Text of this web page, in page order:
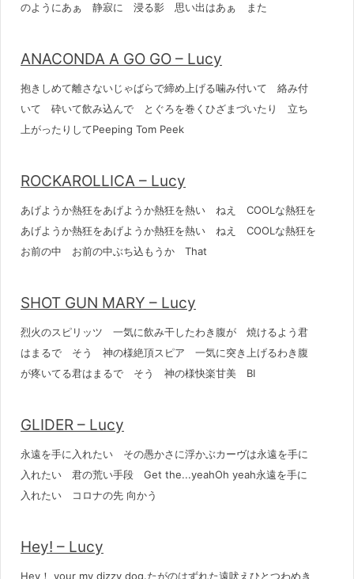
のようにあぁ 静寂に 浸る影 思い出はあぁ また
ANACONDA A GO GO – Lucy
抱きしめて離さないじゃばらで締め上げる噛み付いて 絡み付
いて 砕いて飲み込んで とぐろを巻くひざまづいたり 立ち
上がったりしてPeeping Tom Peek
ROCKAROLLICA – Lucy
あげようか熱狂をあげようか熱狂を熱い ねえ COOLな熱狂を
あげようか熱狂をあげようか熱狂を熱い ねえ COOLな熱狂を
お前の中 お前の中ぶち込もうか That
SHOT GUN MARY – Lucy
烈火のスピリッツ 一気に飲み干したわき腹が 焼けるよう君
はまるで そう 神の様絶頂スピア 一気に突き上げるわき腹
が疼いてる君はまるで そう 神の様快楽甘美 BI
GLIDER – Lucy
永遠を手に入れたい その愚かさに浮かぶカーヴは永遠を手に
入れたい 君の荒い手段 Get the...yeahOh yeah永遠を手に
入れたい コロナの先 向かう
Hey! – Lucy
Hey！ your my dizzy dog.たがのはずれた遠吠えひとつわめき